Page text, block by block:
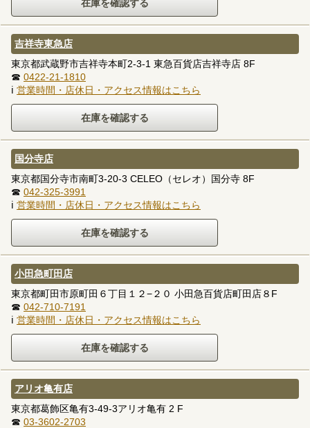
吉祥寺東急店
東京都武蔵野市吉祥寺本町2-3-1 東急百貨店吉祥寺店 8F
☎ 0422-21-1810
ℹ 営業時間・店休日・アクセス情報はこちら
国分寺店
東京都国分寺市南町3-20-3 CELEO（セレオ）国分寺 8F
☎ 042-325-3991
ℹ 営業時間・店休日・アクセス情報はこちら
小田急町田店
東京都町田市原町田６丁目１２−２０ 小田急百貨店町田店８F
☎ 042-710-7191
ℹ 営業時間・店休日・アクセス情報はこちら
アリオ亀有店
東京都葛飾区亀有3-49-3アリオ亀有 2 F
☎ 03-3602-2703